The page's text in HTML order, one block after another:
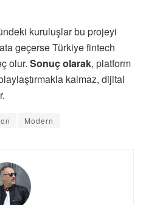
kuruluşlar bu projeyi
geçerse Türkiye fintech
olur. Sonuç olarak, platform
kalmaz, dijital
Modern